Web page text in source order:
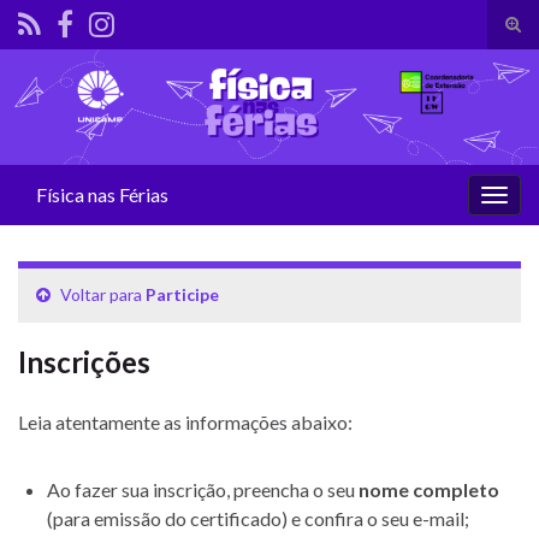
de
Search for:
Física nas Férias
Voltar para Participe
Inscrições
Leia atentamente as informações abaixo:
Ao fazer sua inscrição, preencha o seu nome completo
(para emissão do certificado) e confira o seu e-mail;